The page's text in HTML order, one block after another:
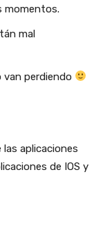
momentos.
mal
van perdiendo
aplicaciones
de IOS y